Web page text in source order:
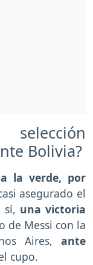
Bolivia?
la verde, por
asegurado el
sí, una victoria
de Messi con la
Aires, ante
cupo.